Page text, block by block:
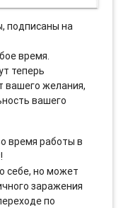
подписаны на
время.
теперь
вашего желания,
вашего
время работы в
себе, но может
заражения
по